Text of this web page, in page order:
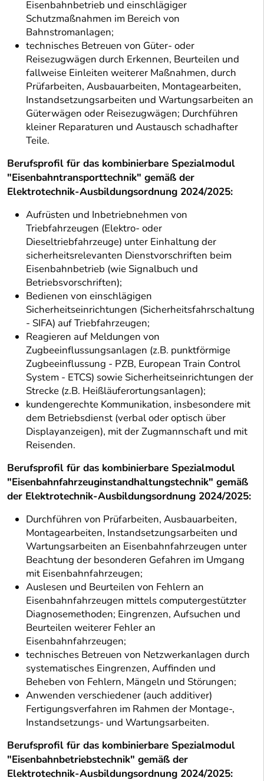
Eisenbahnbetrieb und einschlägiger
Schutzmaßnahmen im Bereich von
Bahnstromanlagen;
technisches Betreuen von Güter- oder
Reisezugwägen durch Erkennen, Beurteilen und
fallweise Einleiten weiterer Maßnahmen, durch
Prüfarbeiten, Ausbauarbeiten, Montagearbeiten,
Instandsetzungsarbeiten und Wartungsarbeiten an
Güterwägen oder Reisezugwägen; Durchführen
kleiner Reparaturen und Austausch schadhafter
Teile.
Berufsprofil für das kombinierbare Spezialmodul
"Eisenbahntransporttechnik" gemäß der
Elektrotechnik-Ausbildungsordnung 2024/2025:
Aufrüsten und Inbetriebnehmen von
Triebfahrzeugen (Elektro- oder
Dieseltriebfahrzeuge) unter Einhaltung der
sicherheitsrelevanten Dienstvorschriften beim
Eisenbahnbetrieb (wie Signalbuch und
Betriebsvorschriften);
Bedienen von einschlägigen
Sicherheitseinrichtungen (Sicherheitsfahrschaltung
- SIFA) auf Triebfahrzeugen;
Reagieren auf Meldungen von
Zugbeeinflussungsanlagen (z.B. punktförmige
Zugbeeinflussung - PZB, European Train Control
System - ETCS) sowie Sicherheitseinrichtungen der
Strecke (z.B. Heißläuferortungsanlagen);
kundengerechte Kommunikation, insbesondere mit
dem Betriebsdienst (verbal oder optisch über
Displayanzeigen), mit der Zugmannschaft und mit
Reisenden.
Berufsprofil für das kombinierbare Spezialmodul
"Eisenbahnfahrzeuginstandhaltungstechnik" gemäß
der Elektrotechnik-Ausbildungsordnung 2024/2025:
Durchführen von Prüfarbeiten, Ausbauarbeiten,
Montagearbeiten, Instandsetzungsarbeiten und
Wartungsarbeiten an Eisenbahnfahrzeugen unter
Beachtung der besonderen Gefahren im Umgang
mit Eisenbahnfahrzeugen;
Auslesen und Beurteilen von Fehlern an
Eisenbahnfahrzeugen mittels computergestützter
Diagnosemethoden; Eingrenzen, Aufsuchen und
Beurteilen weiterer Fehler an
Eisenbahnfahrzeugen;
technisches Betreuen von Netzwerkanlagen durch
systematisches Eingrenzen, Auffinden und
Beheben von Fehlern, Mängeln und Störungen;
Anwenden verschiedener (auch additiver)
Fertigungsverfahren im Rahmen der Montage-,
Instandsetzungs- und Wartungsarbeiten.
Berufsprofil für das kombinierbare Spezialmodul
"Eisenbahnbetriebstechnik" gemäß der
Elektrotechnik-Ausbildungsordnung 2024/2025: